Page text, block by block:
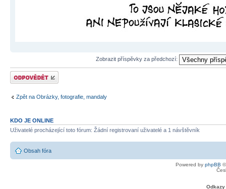
Zobrazit příspěvky za předchozí:
Odeslat odpověď
Zpět na Obrázky, fotografie, mandaly
KDO JE ONLINE
Uživatelé procházející toto fórum: Žádní registrovaní uživatelé a 1 návštěvník
Obsah fóra
Powered by phpBB